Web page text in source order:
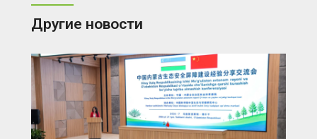
Другие новости